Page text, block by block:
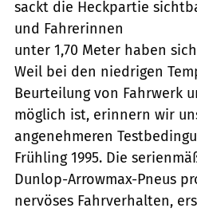
sackt die Heckpartie
und Fahrerinnen
unter 1,70 Meter haben
Weil bei den niedrigen
Beurteilung von Fahrwerk
möglich ist, erinnern wir
angenehmeren
Frühling 1995. Die
Dunlop-Arrowmax-Pneus
nervöses Fahrverhalten,